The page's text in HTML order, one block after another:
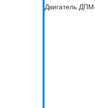
Двигатель